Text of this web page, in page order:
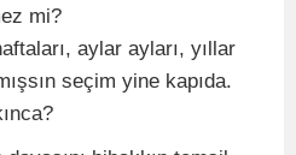
mi?
aylar ayları, yıllar
seçim yine kapıda.